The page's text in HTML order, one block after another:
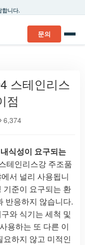
합니다.
문의
스테인리스
점
6,374
식성이 요구되는
테인리스강 주조품
서 널리 사용됩니
기준이 요구되는 환
반응하지 않습니다.
와 식기는 세척 및
용하는 또 다른 이
하지 않고 미적인